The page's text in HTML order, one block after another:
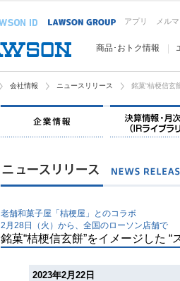
アプリ メル
商品･おトク情報
会社情報 ニュースリリース 銘菓“桔梗信玄
企業情報
老舗和菓子屋「桔梗屋」とのコラボ
2月28日（火）から、全国のローソン店舗で
銘菓“桔梗信玄餅”をイメージした “
2023年2月22日